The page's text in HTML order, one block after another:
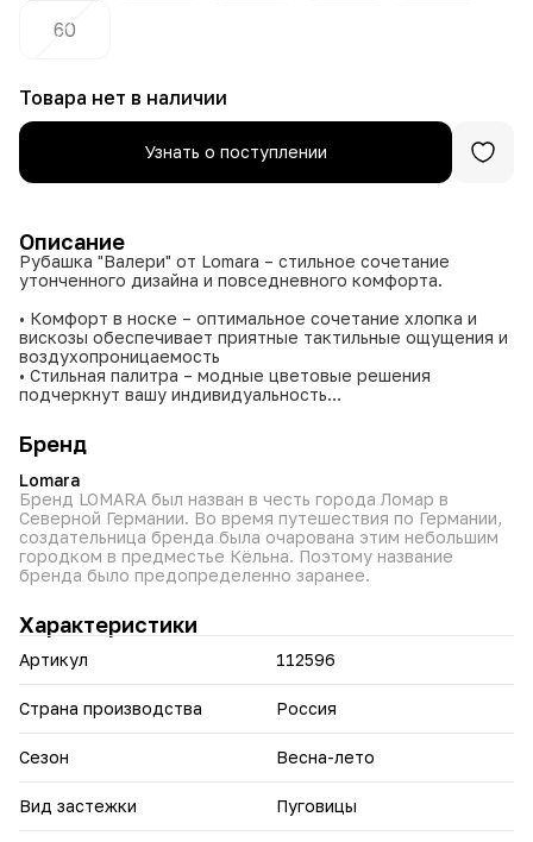
60
Товара нет в наличии
Узнать о поступлении
Описание
Рубашка "Валери" от Lomara – стильное сочетание
утонченного дизайна и повседневного комфорта.
• Комфорт в носке – оптимальное сочетание хлопка и
вискозы обеспечивает приятные тактильные ощущения и
воздухопроницаемость
• Стильная палитра – модные цветовые решения
подчеркнут вашу индивидуальность
форму и цвет после множества стирок
• Универсальность – удачно дополнит как деловой, так и
casual-образ
Идеальный выбор для тех, кто ценит качественные вещи
с характером. Lomara – тренды, проверенные временем.
Бренд
Lomara
Бренд LOMARA был назван в честь города Ломар в
Северной Германии. Во время путешествия по Германии,
создательница бренда была очарована этим небольшим
городком в предместье Кёльна. Поэтому название
бренда было предопределенно заранее.
Характеристики
Артикул 112596
Страна производства Россия
Сезон Весна-лето
Вид застежки Пуговицы